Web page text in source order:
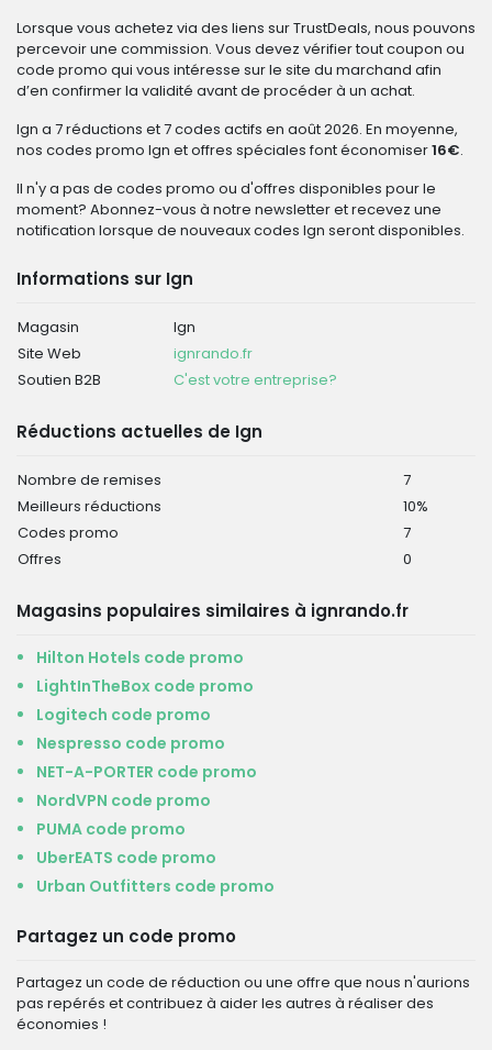
Lorsque vous achetez via des liens sur TrustDeals, nous pouvons
percevoir une commission. Vous devez vérifier tout coupon ou
code promo qui vous intéresse sur le site du marchand afin
d’en confirmer la validité avant de procéder à un achat.
Ign a 7 réductions et 7 codes actifs en août 2026. En moyenne,
nos codes promo Ign et offres spéciales font économiser16€.
Il n'y a pas de codes promo ou d'offres disponibles pour le
moment? Abonnez-vous à notre newsletter et recevez une
notification lorsque de nouveaux codes Ign seront disponibles.
Informations sur Ign
Magasin
Ign
Site Web
ignrando.fr
Soutien B2B
C'est votre entreprise?
Réductions actuelles de Ign
Nombre de remises
7
Meilleurs réductions
10%
Codes promo
7
Offres
0
Magasins populaires similaires à ignrando.fr
Hilton Hotels code promo
LightInTheBox code promo
Logitech code promo
Nespresso code promo
NET-A-PORTER code promo
NordVPN code promo
PUMA code promo
UberEATS code promo
Urban Outfitters code promo
Partagez un code promo
Partagez un code de réduction ou une offre que nous n'aurions
pas repérés et contribuez à aider les autres à réaliser des
économies !